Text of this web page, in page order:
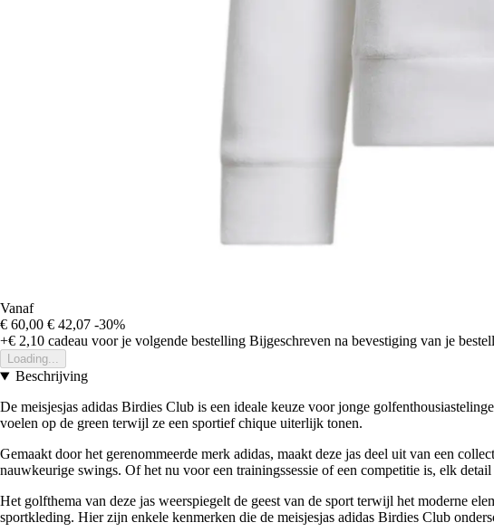
Vanaf
€ 60,00 € 42,07 -30%
+€ 2,10 cadeau voor je volgende bestelling Bijgeschreven na bevestiging van je
Loading...
Beschrijving
De meisjesjas adidas Birdies Club is een ideale keuze voor jonge
voelen op de green terwijl ze een sportief chique uiterlijk tonen.
Gemaakt door het gerenommeerde merk adidas, maakt deze jas deel uit van een
nauwkeurige swings. Of het nu voor een trainingssessie of een competitie is, elk
Het golfthema van deze jas weerspiegelt de geest van de sport terwijl het moderne
sportkleding. Hier zijn enkele kenmerken die de meisjesjas adidas Birdies Club